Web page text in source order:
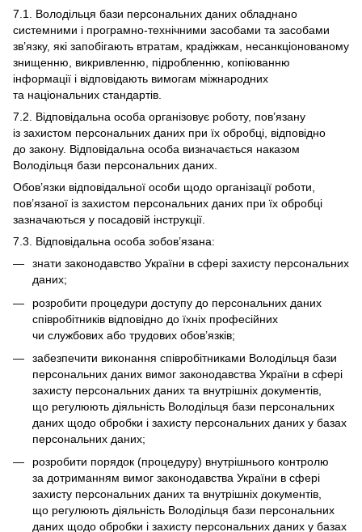
7.1. Володільця бази персональних даних обладнано
системними і програмно-технічними засобами та засобами
зв’язку, які запобігають втратам, крадіжкам, несанкціонованому
знищенню, викривленню, підробленню, копіюванню
інформації і відповідають вимогам міжнародних
та національних стандартів.
7.2. Відповідальна особа організовує роботу, пов’язану
із захистом персональних даних при їх обробці, відповідно
до закону. Відповідальна особа визначається наказом
Володільця бази персональних даних.
Обов’язки відповідальної особи щодо організації роботи,
пов’язаної із захистом персональних даних при їх обробці
зазначаються у посадовій інструкції.
7.3. Відповідальна особа зобов’язана:
знати законодавство України в сфері захисту персональних
даних;
розробити процедури доступу до персональних даних
співробітників відповідно до їхніх професійних
чи службових або трудових обов’язків;
забезпечити виконання співробітниками Володільця бази
персональних даних вимог законодавства України в сфері
захисту персональних даних та внутрішніх документів,
що регулюють діяльність Володільця бази персональних
даних щодо обробки і захисту персональних даних у базах
персональних даних;
розробити порядок (процедуру) внутрішнього контролю
за дотриманням вимог законодавства України в сфері
захисту персональних даних та внутрішніх документів,
що регулюють діяльність Володільця бази персональних
даних щодо обробки і захисту персональних даних у базах